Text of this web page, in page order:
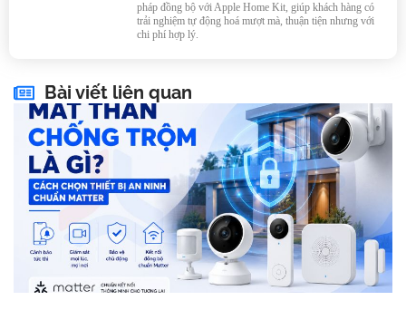
pháp đồng bộ với Apple Home Kit, giúp khách hàng có
trải nghiệm tự động hoá mượt mà, thuận tiện nhưng với
chi phí hợp lý.
Bài viết liên quan